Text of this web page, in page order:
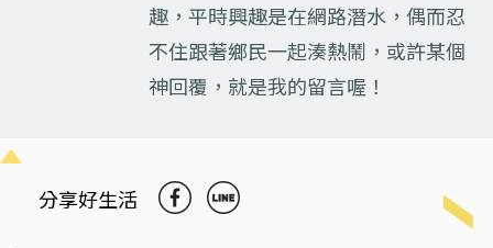
趣，平時興趣是在網路潛水，偶而忍
不住跟著鄉民一起湊熱鬧，或許某個
神回覆，就是我的留言喔！
分享好生活